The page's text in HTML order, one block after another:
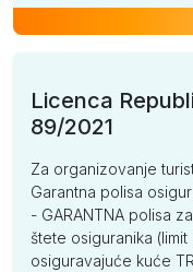
Licenca
89/2021
Za organizovanje
Garantna polisa
- GARANTNA polisa
štete osiguranika
osiguravajuće kuće